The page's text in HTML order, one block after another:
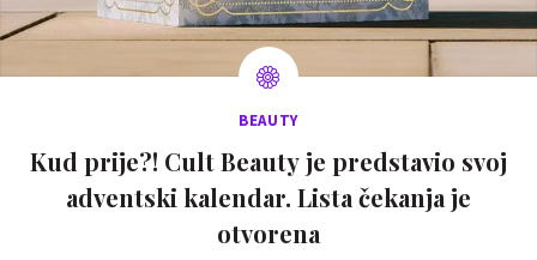
BEAUTY
Kud prije?! Cult Beauty je predstavio svoj
adventski kalendar. Lista čekanja je
otvorena